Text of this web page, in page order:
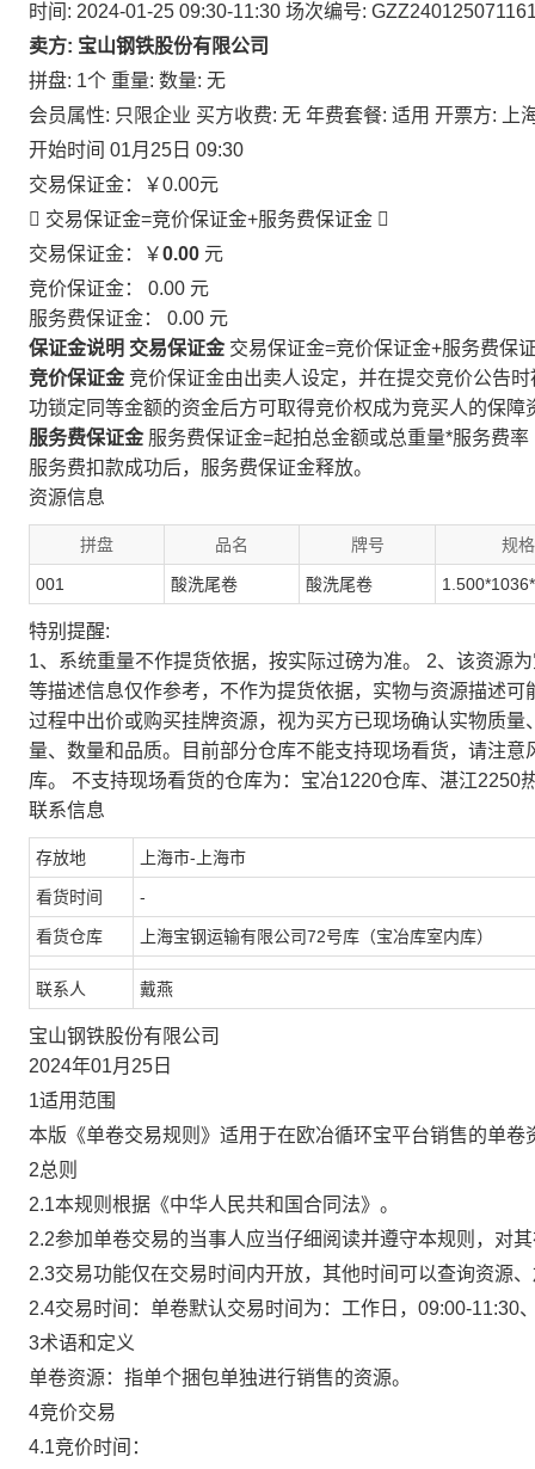
时间: 2024-01-25 09:30-11:30 场次编号:
卖方: 宝山钢铁股份有限公司
拼盘: 1个 重量: 数量: 无
会员属性: 只限企业 买方收费: 无 年费套餐: 适用 开票方: 上
开始时间 01月25日 09:30
交易保证金：
￥0.00元
 交易保证金=竞价保证金+服务费保证金 
交易保证金：￥0.00 元
竞价保证金： 0.00 元
服务费保证金： 0.00 元
保证金说明 交易保证金 交易保证金=竞价保证金+服务费保
竞价保证金 竞价保证金由出卖人设定，并在提交竞价公告
功锁定同等金额的资金后方可取得竞价权成为竞买人的保障
服务费保证金 服务费保证金=起拍总金额或总重量*服务费率
服务费扣款成功后，服务费保证金释放。
资源信息
拼盘 品名 牌号 规格
001 酸洗尾卷 酸洗尾卷
特别提醒:
1、系统重量不作提货依据，按实际过磅为准。 2、该资源
等描述信息仅作参考，不作为提货依据，实物与资源描述
过程中出价或购买挂牌资源，视为买方已现场确认实物质
量、数量和品质。目前部分仓库不能支持现场看货，请注
库。 不支持现场看货的仓库为：宝冶1220仓库、湛江2250
联系信息
存放地 上海市-上海市
看货时间 -
看货仓库 上海宝钢运输有限公司72号库（宝冶库室内库）
联系人 戴燕
宝山钢铁股份有限公司
2024年01月25日
1适用范围
本版《单卷交易规则》适用于在欧冶循环宝平台销售的单卷
2总则
2.1本规则根据《中华人民共和国合同法》。
2.2参加单卷交易的当事人应当仔细阅读并遵守本规则，对
2.3交易功能仅在交易时间内开放，其他时间可以查询资源
2.4交易时间：单卷默认交易时间为：工作日，09:00-11:30
3术语和定义
单卷资源：指单个捆包单独进行销售的资源。
4竞价交易
4.1竞价时间：